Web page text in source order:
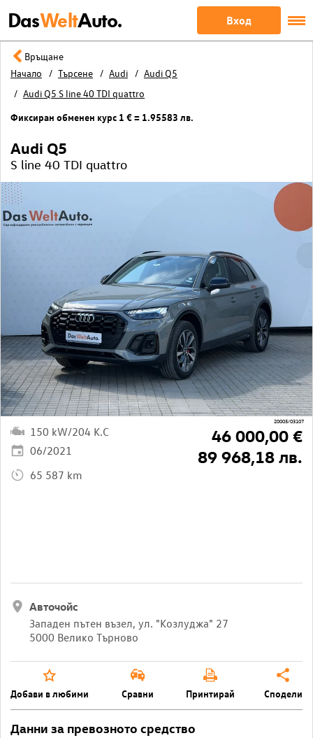
DasWeltAuto. Вход
Връщане
Начало
Търсене Audi
Audi Q5
Audi Q5 S line 40 TDI quattro
Фиксиран обменен курс 1 € = 1.95583 лв.
20005/03107
Audi Q5
S line 40 TDI quattro
150 kW/204 K.C
06/2021
65 587 km
46 000,00 €
89 968,18 лв.
Авточойс
Западен пътен възел, ул. "Козлуджа" 27
5000 Велико Търново
Добави в любими Сравни Принтирай Сподели
Данни за превозното средство